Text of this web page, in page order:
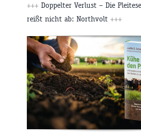
+++ Doppelter Verlust – Die
reißt nicht ab: Northvolt +++